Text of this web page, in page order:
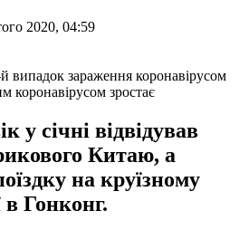
2020, 04:59
коронавірусом зростає
у січні відвідував
Китаю, а
на круїзному
в Гонконг.